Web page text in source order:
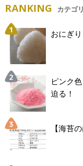
RANKING カテゴ
おにぎ
ピンク
迫る！
【海苔